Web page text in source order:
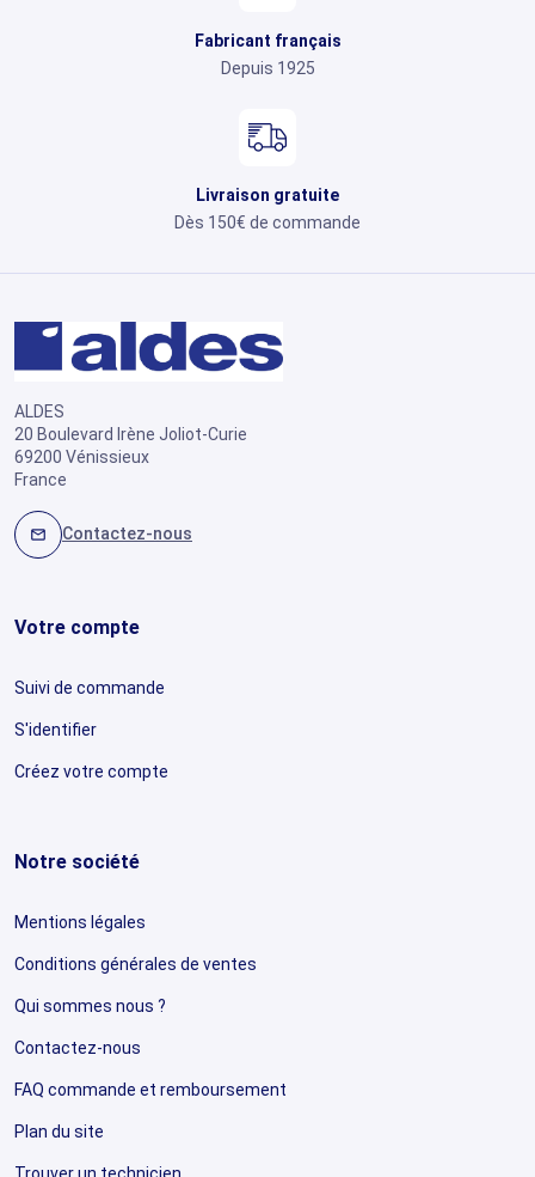
Fabricant français
Depuis 1925
Livraison gratuite
Dès 150€ de commande
ALDES
20 Boulevard Irène Joliot-Curie
69200 Vénissieux
France
mail Contactez-nous
Votre compte
Suivi de commande
S'identifier
Créez votre compte
Notre société
Mentions légales
Conditions générales de ventes
Qui sommes nous ?
Contactez-nous
FAQ commande et remboursement
Plan du site
Trouver un technicien